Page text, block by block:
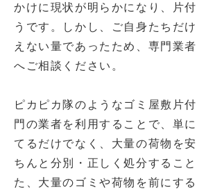
かけに現状が明らかになり、片
うです。しかし、ご自身たちだ
えない量であったため、専門業
へご相談ください。
ピカピカ隊のようなゴミ屋敷片
門の業者を利用することで、単
てるだけでなく、大量の荷物を
ちんと分別・正しく処分するこ
た、大量のゴミや荷物を前にす